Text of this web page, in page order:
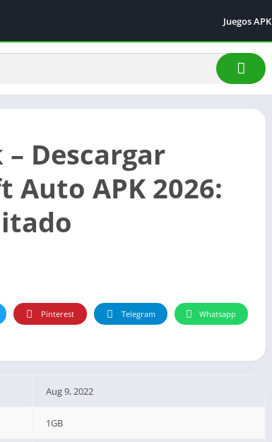
Juegos APK
Acción
Arcade
Aventura
Carreras
Descargar
Auto APK 2026:
Pinterest Telegram Whatsapp
Aug 9, 2022
1GB